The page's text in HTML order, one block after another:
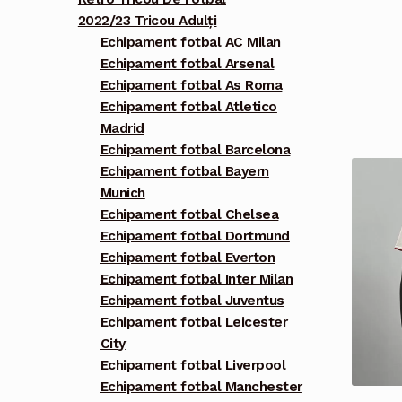
2022/23 Tricou Adulți
Echipament fotbal AC Milan
Echipament fotbal Arsenal
Echipament fotbal As Roma
Echipament fotbal Atletico
Madrid
Echipament fotbal Barcelona
Echipament fotbal Bayern
Munich
Echipament fotbal Chelsea
Echipament fotbal Dortmund
Echipament fotbal Everton
Echipament fotbal Inter Milan
Echipament fotbal Juventus
Echipament fotbal Leicester
City
Echipament fotbal Liverpool
Echipament fotbal Manchester